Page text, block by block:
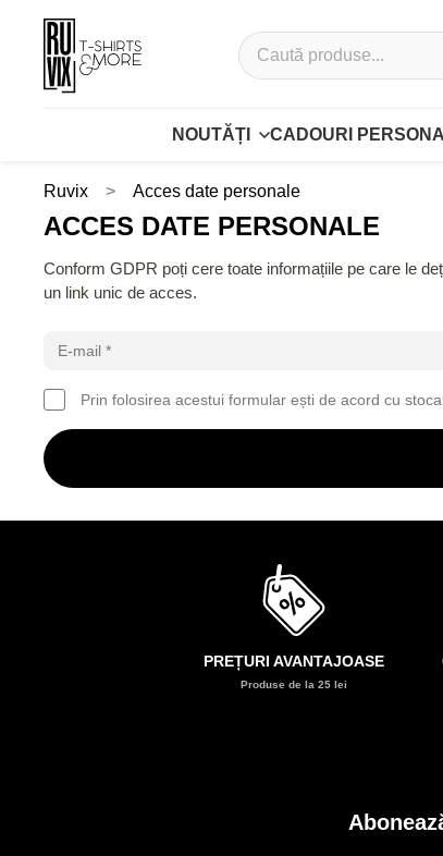
NOUTĂȚI CADOURI
Ruvix Acces date personale
ACCES DATE PERSONALE
Conform GDPR poți cere toate informațiile pe care le
un link unic de acces.
Prin folosirea acestui formular ești de acord cu
PREȚURI AVANTAJOASE
Produse de la 25 lei